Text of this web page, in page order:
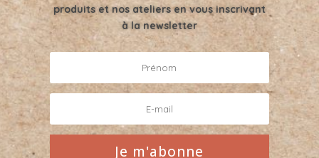
produits et nos ateliers en vous inscrivant
à la newsletter
Je m'abonne